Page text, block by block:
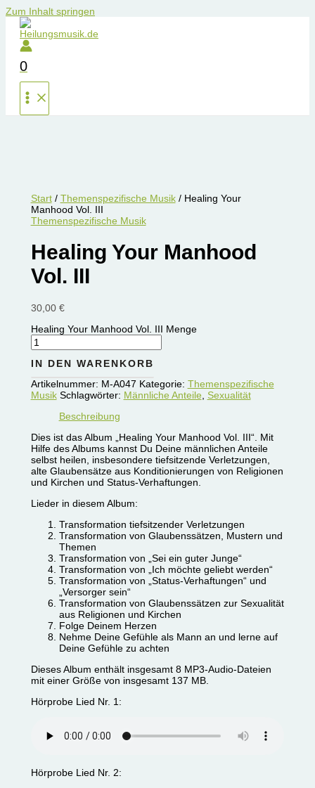
Zum Inhalt springen
0
Start/ Themenspezifische Musik/ Healing Your
Manhood Vol. III
Themenspezifische Musik
Healing Your Manhood
Vol. III
30,00 €
Healing Your Manhood Vol. III Menge
IN DEN WARENKORB
Artikelnummer: M-A047 Kategorie: Themenspezifische
Musik Schlagwörter: Männliche Anteile, Sexualität
Beschreibung
Dies ist das Album „Healing Your Manhood Vol. III“. Mit
Hilfe des Albums kannst Du Deine männlichen Anteile
selbst heilen, insbesondere tiefsitzende Verletzungen,
alte Glaubensätze aus Konditionierungen von Religionen
und Kirchen und Status-Verhaftungen.
Lieder in diesem Album:
Transformation tiefsitzender Verletzungen
Transformation von Glaubenssätzen, Mustern und
Themen
Transformation von „Sei ein guter Junge“
Transformation von „Ich möchte geliebt werden“
Transformation von „Status-Verhaftungen“ und
„Versorger sein“
Transformation von Glaubenssätzen zur Sexualität
aus Religionen und Kirchen
Folge Deinem Herzen
Nehme Deine Gefühle als Mann an und lerne auf
Deine Gefühle zu achten
Dieses Album enthält insgesamt 8 MP3-Audio-Dateien
mit einer Größe von insgesamt 137 MB.
Hörprobe Lied Nr. 1:
Hörprobe Lied Nr. 2: